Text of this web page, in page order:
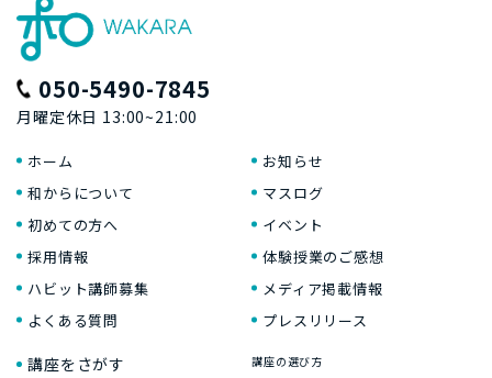
050-5490-7845
月曜定休日 13:00~21:00
ホーム
和からについて
初めての方へ
採用情報
ハビット講師募集
よくある質問
お知らせ
マスログ
イベント
体験授業のご感想
メディア掲載情報
プレスリリース
講座をさがす
講座の選び方